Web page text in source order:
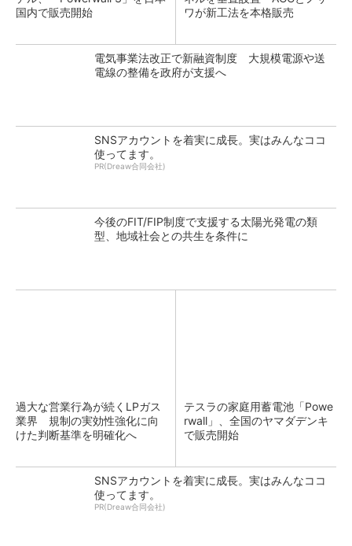
国内で販売開始
ワが新工法を本格販売
電気事業法改正で新融資制度 大規模電源や送
電線の整備を政府が支援へ
SNSアカウントを着実に成長。実はみんなココ
使ってます。
PR(Dreaw合同会社)
今後のFIT/FIP制度で支援する太陽光発電の類
型、地域社会との共生を条件に
過大な営業行為が続くLPガス
業界 規制の実効性強化に向
けた判断基準を明確化へ
テスラの家庭用蓄電池「Powe
rwall」、全国のヤマダデンキ
で販売開始
SNSアカウントを着実に成長。実はみんなココ
使ってます。
PR(Dreaw合同会社)